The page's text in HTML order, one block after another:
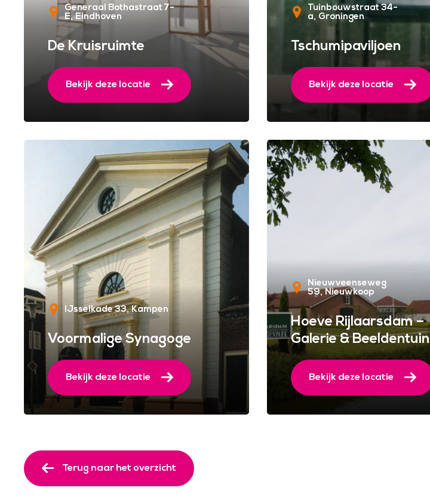
Generaal Bothastraat 7-
E Eindhoven
De Kruisruimte
Bekijk deze locatie
Tuinbouwstraat 34-
a Groningen
Tschumipaviljoen
Bekijk deze locatie
IJsselkade 33 Kampen
Voormalige Synagoge
Bekijk deze locatie
Nieuwveenseweg
59 Nieuwkoop
Hoeve Rijlaarsdam –
Galerie & Beeldentuin
Bekijk deze locatie
Terug naar het overzicht